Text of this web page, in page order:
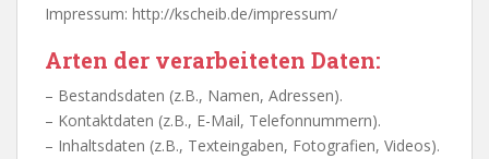
Impressum: http://kscheib.de/impressum/
Arten der verarbeiteten Daten:
– Bestandsdaten (z.B., Namen, Adressen).
– Kontaktdaten (z.B., E-Mail, Telefonnummern).
– Inhaltsdaten (z.B., Texteingaben, Fotografien, Videos).